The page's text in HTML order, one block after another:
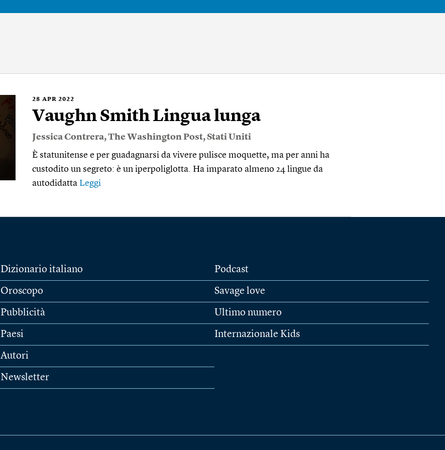
28 APR 2022
Vaughn Smith Lingua lunga
Jessica Contrera,The Washington Post,Stati Uniti
È statunitense e per guadagnarsi da vivere pulisce moquette, ma per anni ha
custodito un segreto: è un iperpoliglotta. Ha imparato almeno 24 lingue da
autodidatta Leggi
Dizionario italiano
Oroscopo
Pubblicità
Paesi
Autori
Newsletter
Podcast
Savage love
Ultimo numero
Internazionale Kids